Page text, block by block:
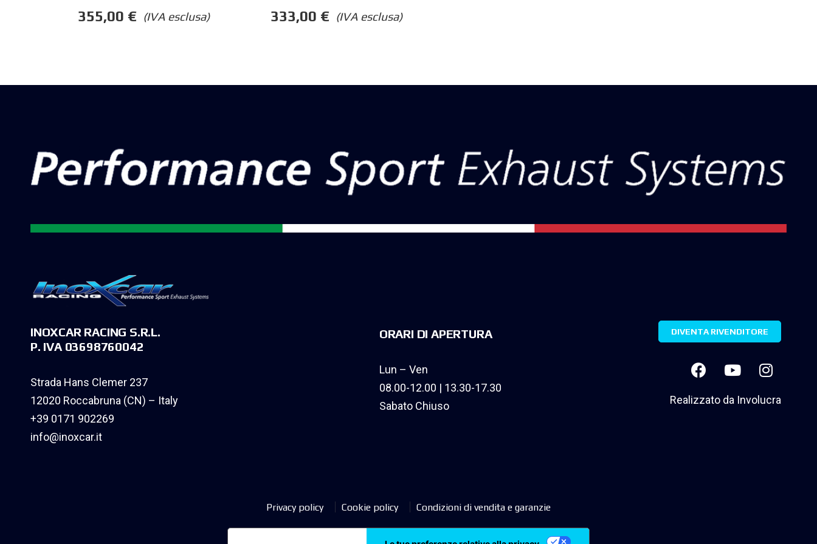
(IVA esclusa)
355,00 € (IVA esclusa)
333,00 €
INOXCAR RACING S.R.L.
P. IVA 03698760042
Strada Hans Clemer 237
12020 Roccabruna (CN) – Italy
+39 0171 902269
info@inoxcar.it
ORARI DI APERTURA
Lun – Ven
08.00-12.00 | 13.30-17.30
Sabato Chiuso
DIVENTA RIVENDITORE
Realizzato da Involucra
Privacy policy Cookie policy Condizioni di vendita e garanzie